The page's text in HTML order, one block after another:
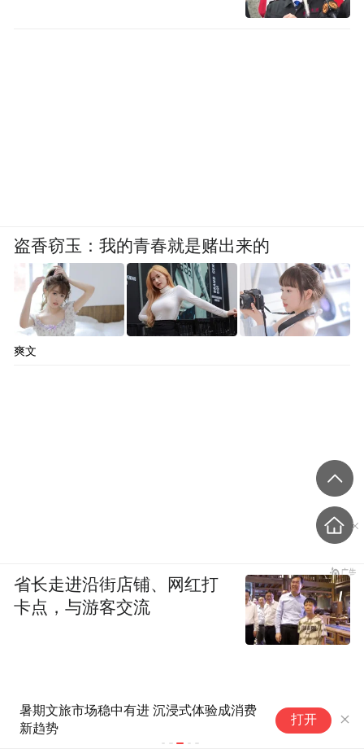
人民锐评：文旅“擦边”几时休？ 打开
盗香窃玉：我的青春就是赌出来的
爽文
省长走进沿街店铺、网红打
卡点，与游客交流